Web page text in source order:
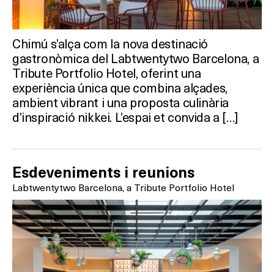
Chimú s’alça com la nova destinació
gastronòmica del Labtwentytwo Barcelona, a
Tribute Portfolio Hotel, oferint una
experiència única que combina alçades,
ambient vibrant i una proposta culinària
d’inspiració nikkei. L’espai et convida a […]
Esdeveniments i reunions
Labtwentytwo Barcelona, a Tribute Portfolio Hotel